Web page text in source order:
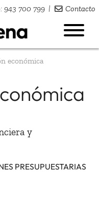
943 700 799 | Contacto
económica
y
PRESUPUESTARIAS